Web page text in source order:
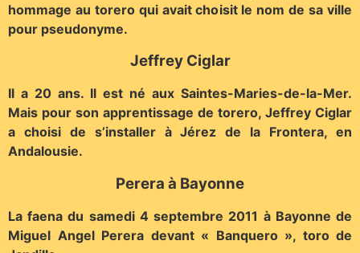
hommage au torero qui avait choisit le nom de sa ville
pour pseudonyme.
Jeffrey Ciglar
Il a 20 ans. Il est né aux Saintes-Maries-de-la-Mer.
Mais pour son apprentissage de torero, Jeffrey Ciglar
a choisi de s’installer à Jérez de la Frontera, en
Andalousie.
Perera à Bayonne
La faena du samedi 4 septembre 2011 à Bayonne de
Miguel Angel Perera devant « Banquero », toro de